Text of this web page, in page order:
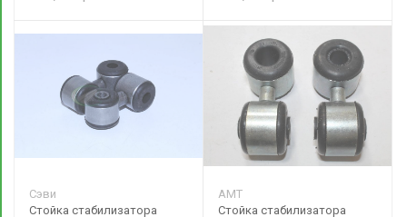
Сэви
Стойка стабилизатора
АМТ
Стойка стабилизатора